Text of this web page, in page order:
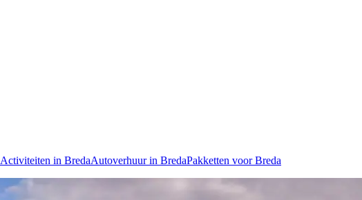
Activiteiten in BredaAutoverhuur in BredaPakketten voor Breda